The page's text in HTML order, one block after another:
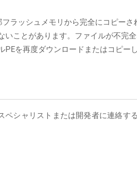
ラッシュメモリから完全にコピーさ
いことがあります。ファイルが不完
を再度ダウンロードまたはコピー
ペシャリストまたは開発者に連絡す